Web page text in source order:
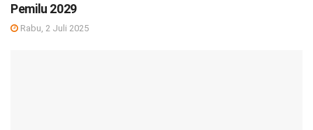
Pemilu 2029
Rabu, 2 Juli 2025